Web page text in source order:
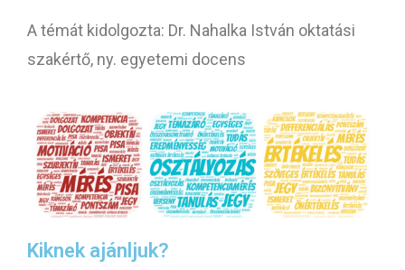
A témát kidolgozta: Dr. Nahalka István oktatási
szakértő, ny. egyetemi docens
Kiknek ajánljuk?